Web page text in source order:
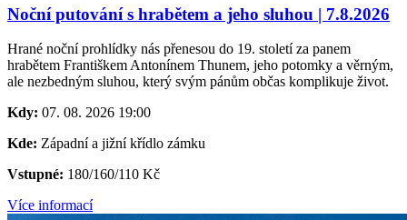
Noční putování s hrabětem a jeho sluhou | 7.8.2026
Hrané noční prohlídky nás přenesou do 19. století za panem
hrabětem Františkem Antonínem Thunem, jeho potomky a věrným,
ale nezbedným sluhou, který svým pánům občas komplikuje život.
Kdy: 07. 08. 2026 19:00
Kde: Západní a jižní křídlo zámku
Vstupné: 180/160/110 Kč
Více informací